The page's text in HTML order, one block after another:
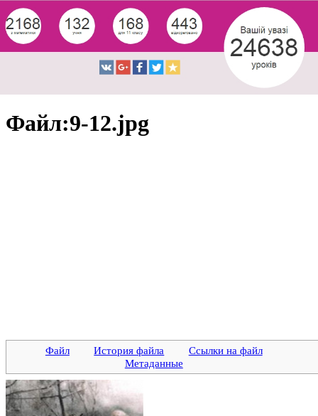
Файл:9-12.jpg
Файл История файла
Ссылки на файл
Метаданные